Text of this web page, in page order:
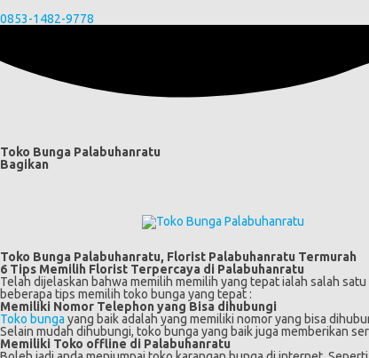
0853-1482-9778
Toko Bunga Palabuhanratu
Bagikan
Toko Bunga Palabuhanratu, Florist Palabuhanratu Termurah
6 Tips Memilih Florist Terpercaya di Palabuhanratu
Telah dijelaskan bahwa memilih memilih yang tepat ialah salah
beberapa tips memilih toko bunga yang tepat :
Memiliki Nomor Telephon yang Bisa dihubungi
Toko bunga yang baik adalah yang memiliki nomor yang bisa
Selain mudah dihubungi, toko bunga yang baik juga memberikan
Memiliki Toko offline di Palabuhanratu